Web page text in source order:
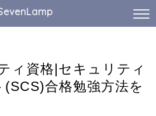
ィ資格|セキュリティ
合格勉強方法を